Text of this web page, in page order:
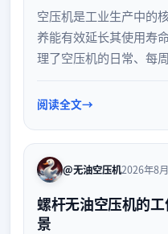
空压机是工业生产中的
养能有效延长其使用寿
理了空压机的日常、每
助设备管理人员制定规
阅读全文
@无油空压机2026年8
螺杆无油空压机的
景